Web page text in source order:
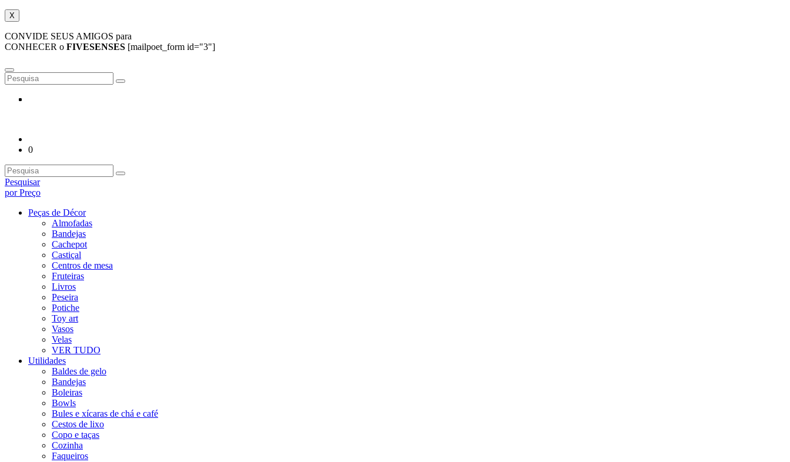
X
CONVIDE SEUS AMIGOS para
CONHECER o FIVESENSES [mailpoet_form id="3"]
0
Pesquisar
por Preço
Peças de Décor
Almofadas
Bandejas
Cachepot
Castiçal
Centros de mesa
Fruteiras
Livros
Peseira
Potiche
Toy art
Vasos
Velas
VER TUDO
Utilidades
Baldes de gelo
Bandejas
Boleiras
Bowls
Bules e xícaras de chá e café
Cestos de lixo
Copo e taças
Cozinha
Faqueiros